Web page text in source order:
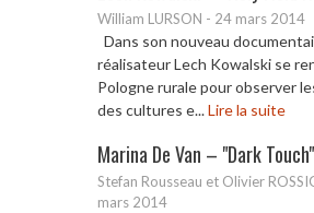
William LURSON - 24 mars 2014
Dans son nouveau
réalisateur Lech Kowalski se
Pologne rurale pour observer
des cultures e...Lire la suite
Marina De Van – "Dark Touch"
Stefan Rousseau et Olivier
mars 2014